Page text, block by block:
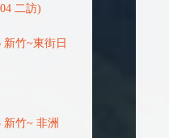
二訪)
新竹~東街日
新竹~ 非洲